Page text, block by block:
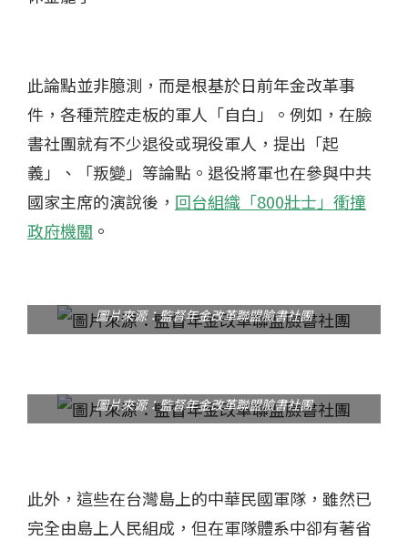
此論點並非臆測，而是根基於日前年金改革事
件，各種荒腔走板的軍人「自白」。例如，在臉
書社團就有不少退役或現役軍人，提出「起
義」、「叛變」等論點。退役將軍也在參與中共
國家主席的演說後， 回台組織「800壯士」衝撞
政府機關 。
圖片來源：監督年金改革聯盟臉書社團
圖片來源：監督年金改革聯盟臉書社團
此外，這些在台灣島上的中華民國軍隊，雖然已
完全由島上人民組成，但在軍隊體系中卻有著省